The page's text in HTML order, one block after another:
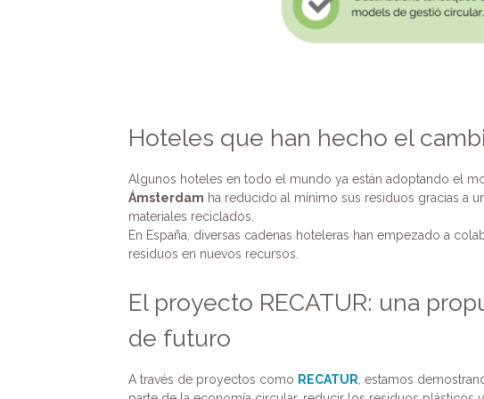
Hoteles que han hecho el
Algunos hoteles en todo el mundo ya están adoptando el
Ámsterdam ha reducido al mínimo sus residuos gracias a
materiales reciclados.
En España, diversas cadenas hoteleras han empezado a
residuos en nuevos recursos.
El proyecto RECATUR: una
de futuro
A través de proyectos como RECATUR, estamos